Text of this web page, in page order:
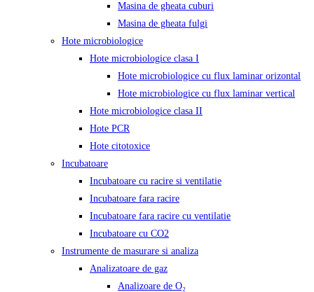
Masina de gheata cuburi
Masina de gheata fulgi
Hote microbiologice
Hote microbiologice clasa I
Hote microbiologice cu flux laminar orizontal
Hote microbiologice cu flux laminar vertical
Hote microbiologice clasa II
Hote PCR
Hote citotoxice
Incubatoare
Incubatoare cu racire si ventilatie
Incubatoare fara racire
Incubatoare fara racire cu ventilatie
Incubatoare cu CO2
Instrumente de masurare si analiza
Analizatoare de gaz
Analizoare de O₂